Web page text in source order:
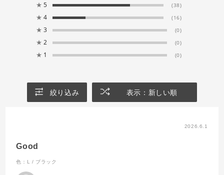
★ 5 (38)
★ 4 (16)
★ 3 (0)
★ 2 (0)
★ 1 (0)
絞り込み 表示：新しい順
2026.6.1
Good
色：L / ブラック